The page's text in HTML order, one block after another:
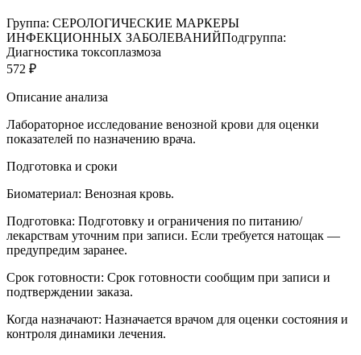
Группа: СЕРОЛОГИЧЕСКИЕ МАРКЕРЫ
ИНФЕКЦИОННЫХ ЗАБОЛЕВАНИЙПодгруппа:
Диагностика токсоплазмоза
572 ₽
Описание анализа
Лабораторное исследование венозной крови для оценки
показателей по назначению врача.
Подготовка и сроки
Биоматериал: Венозная кровь.
Подготовка: Подготовку и ограничения по питанию/
лекарствам уточним при записи. Если требуется натощак —
предупредим заранее.
Срок готовности: Срок готовности сообщим при записи и
подтверждении заказа.
Когда назначают: Назначается врачом для оценки состояния и
контроля динамики лечения.